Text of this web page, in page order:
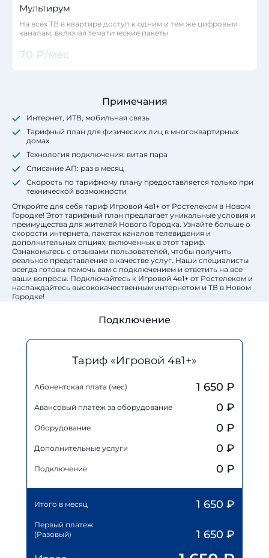
Мультирум
На всех ТВ в квартире доступ к одним и тем же цифровым
каналам, включая тематические пакеты
70 ₽/мес
Примечания
Интернет, ИТВ, мобильная связь
Тарифный план для физических лиц в многоквартирных
домах
Технология подключения: витая пара
Списание АП: раз в месяц
Скорость по тарифному плану предоставляется только при
технической возможности
Откройте для себя тариф Игровой 4в1+ от Ростелеком в Новом
Городке! Этот тарифный план предлагает уникальные условия и
преимущества для жителей Нового Городка. Узнайте больше о
скорости интернета, пакетах каналов телевидения и
дополнительных опциях, включенных в этот тариф.
Ознакомьтесь с отзывами пользователей, чтобы получить
реальное представление о качестве услуг. Наши специалисты
всегда готовы помочь вам с подключением и ответить на все
ваши вопросы. Подключайтесь к Игровой 4в1+ от Ростелеком и
наслаждайтесь высококачественным интернетом и ТВ в Новом
Городке!
Подключение
Тариф «Игровой 4в1+»
Абонентская плата (мес) 1 650 ₽
Авансовый платеж за оборудование 0 ₽
Оборудование 0 ₽
Дополнительные услуги 0 ₽
Подключение 0 ₽
Итого в месяц 1 650 ₽
Первый платеж
(Разовый)
1 650 ₽